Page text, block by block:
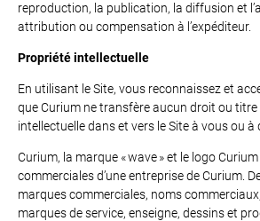
reproduction, la publication, la diffusion et
attribution ou compensation à l’expéditeur.
Propriété intellectuelle
En utilisant le Site, vous reconnaissez et
que Curium ne transfère aucun droit ou
intellectuelle dans et vers le Site à vous ou à
Curium, la marque « wave » et le logo
commerciales d’une entreprise de Curium.
marques commerciales, noms
marques de service, enseigne, dessins et